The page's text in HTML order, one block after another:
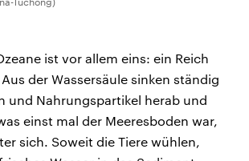
ist vor allem eins: ein Reich
der Wassersäule sinken ständig
und Nahrungspartikel herab und
einst mal der Meeresboden war,
sich. Soweit die Tiere wühlen,